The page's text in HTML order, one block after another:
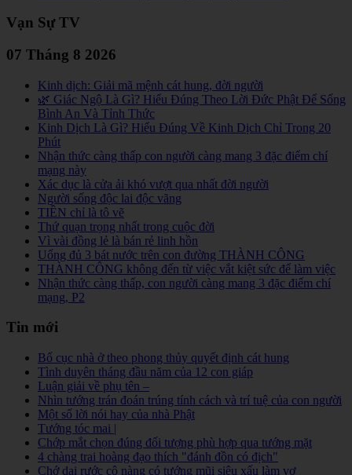
Vạn Sự TV
07 Tháng 8 2026
Kinh dịch: Giải mã mệnh cát hung, đời người
🌿 Giác Ngộ Là Gì? Hiểu Đúng Theo Lời Đức Phật Để Sống
Bình An Và Tỉnh Thức
Kinh Dịch Là Gì? Hiểu Đúng Về Kinh Dịch Chỉ Trong 20
Phút
Nhận thức càng thấp con người càng mang 3 đặc điểm chí
mạng này
Xác dục là cửa ải khó vượt qua nhất đời người
Người sống độc lai độc vãng
TIỀN chỉ là tô vẽ
Thứ quạn trọng nhất trong cuộc đời
Vì vài đồng lẻ là bán rẻ linh hồn
Uống đủ 3 bát nước trên con đường THÀNH CÔNG
THÀNH CÔNG không đến từ việc vắt kiệt sức để làm việc
Nhận thức càng thấp, con người càng mang 3 đặc điểm chí
mạng, P2
Tin mới
Bố cục nhà ở theo phong thủy quyết định cát hung
Tình duyên tháng đầu năm của 12 con giáp
Luận giải về phụ tên –
Nhìn tướng trán đoán trúng tính cách và trí tuệ của con người
Một số lời nói hay của nhà Phật
Tướng tóc mai |
Chớp mắt chọn đúng đối tượng phù hợp qua tướng mặt
4 chàng trai hoàng đạo thích "đánh đồn có địch"
Chớ dại rước cô nàng có tướng mũi siêu xấu làm vợ